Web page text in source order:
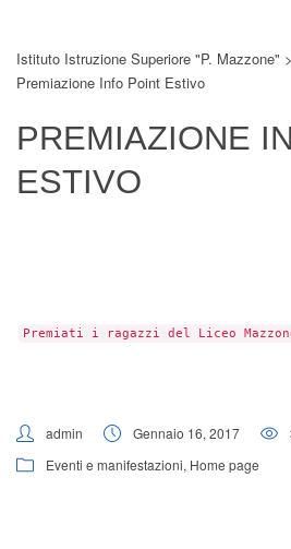
Potenziamoci
Istituto Istruzione Superiore "P. Mazzone" >
Premiazione Info Point Estivo
PREMIAZIONE
ESTIVO
Premiati i ragazzi del Liceo
admin Gennaio 16, 2017
Eventi e manifestazioni, Home page